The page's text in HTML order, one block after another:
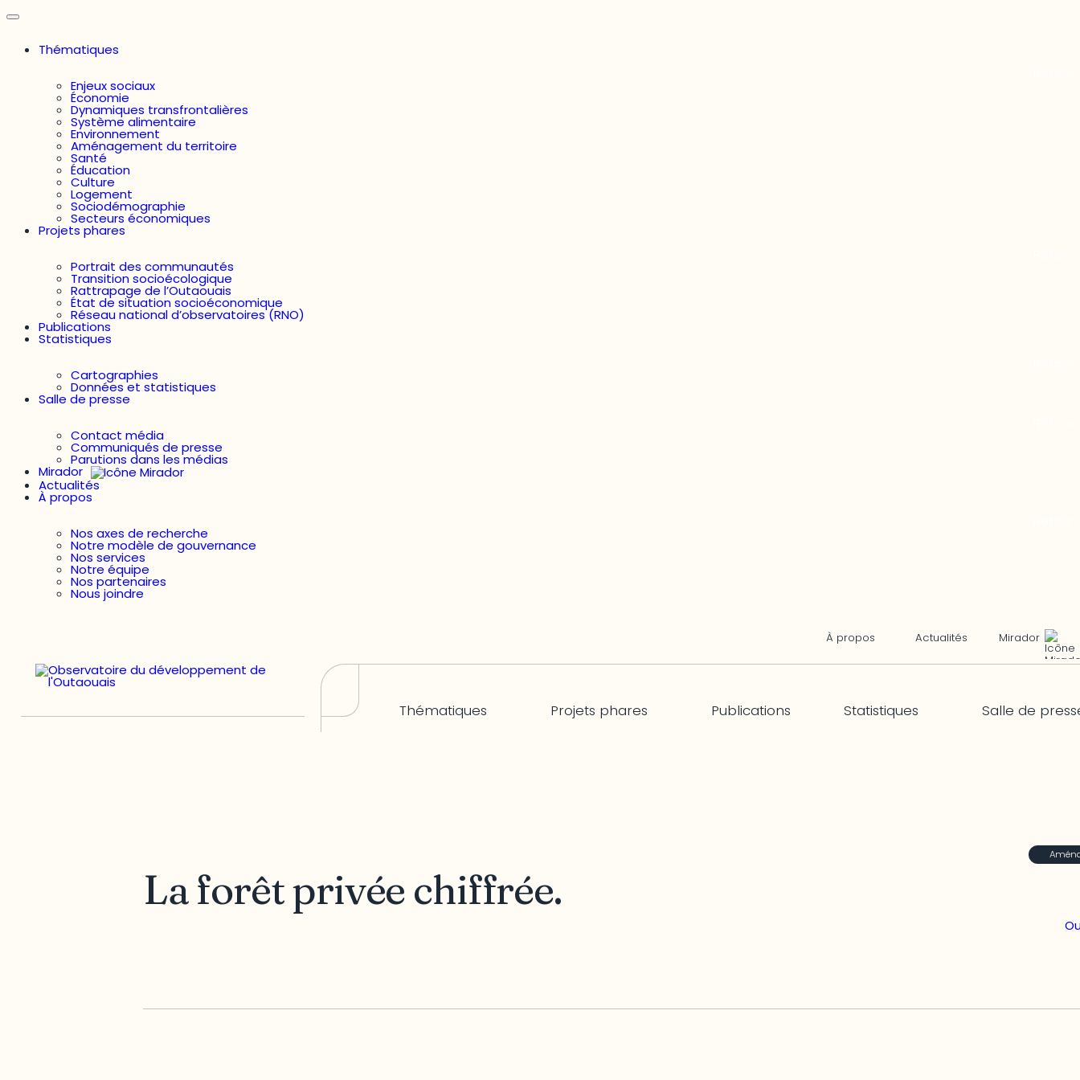
Thématiques
Enjeux sociaux
Économie
Dynamiques transfrontalières
Système alimentaire
Environnement
Aménagement du territoire
Santé
Éducation
Culture
Logement
Sociodémographie
Secteurs économiques
Projets phares
Portrait des communautés
Transition socioécologique
Rattrapage de l’Outaouais
État de situation socioéconomique
Réseau national d’observatoires (RNO)
Publications
Statistiques
Cartographies
Données et statistiques
Salle de presse
Contact média
Communiqués de presse
Parutions dans les médias
Mirador
Actualités
À propos
Nos axes de recherche
Notre modèle de gouvernance
Nos services
Notre équipe
Nos partenaires
Nous joindre
À propos Actualités Mirador
Thématiques Projets phares Publications Statistiques Salle de
La forêt privée chiffrée.